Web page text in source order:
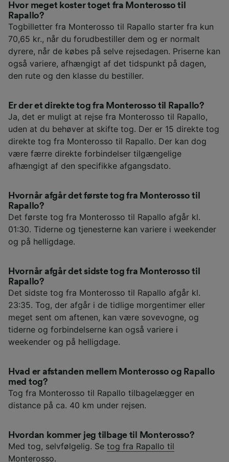
Hvor meget koster toget fra Monterosso til
Rapallo?
Togbilletter fra Monterosso til Rapallo starter fra kun
70,65 kr., når du forudbestiller dem og er normalt
dyrere, når de købes på selve rejsedagen. Priserne kan
også variere, afhængigt af det tidspunkt på dagen,
den rute og den klasse du bestiller.
Er der et direkte tog fra Monterosso til Rapallo?
Ja, det er muligt at rejse fra Monterosso til Rapallo,
uden at du behøver at skifte tog. Der er 15 direkte tog
direkte tog fra Monterosso til Rapallo. Der kan dog
være færre direkte forbindelser tilgængelige
afhængigt af den specifikke afgangsdato.
Hvornår afgår det første tog fra Monterosso til
Rapallo?
Det første tog fra Monterosso til Rapallo afgår kl.
01:30. Tiderne og tjenesterne kan variere i weekender
og på helligdage.
Hvornår afgår det sidste tog fra Monterosso til
Rapallo?
Det sidste tog fra Monterosso til Rapallo afgår kl.
23:35. Tog, der afgår i de tidlige morgentimer eller
meget sent om aftenen, kan være sovevogne, og
tiderne og forbindelserne kan også variere i
weekender og på helligdage.
Hvad er afstanden mellem Monterosso og Rapallo
med tog?
Tog fra Monterosso til Rapallo tilbagelægger en
distance på ca. 40 km under rejsen.
Hvordan kommer jeg tilbage til Monterosso?
Med tog, selvfølgelig. Se tog fra Rapallo til
Monterosso.